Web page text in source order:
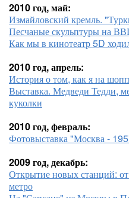
2010 год, май:
Измайловский кремль.
Песчаные скульптуры на
Как мы в кинотеатр 5D
2010 год, апрель:
История о том, как я на
Выставка. Медведи Тедди,
куколки
2010 год, февраль:
Фотовыставка "Москва -
2009 год, декабрь:
Открытие новых станций:
метро